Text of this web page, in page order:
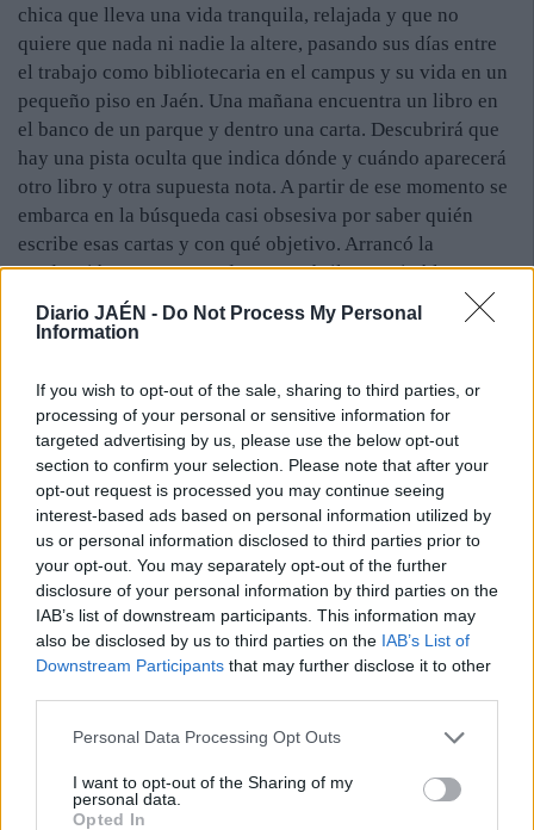
Diario JAÉN - Do Not Process My Personal
Information
If you wish to opt-out of the sale, sharing to third parties, or
processing of your personal or sensitive information for
targeted advertising by us, please use the below opt-out
section to confirm your selection. Please note that after your
opt-out request is processed you may continue seeing
interest-based ads based on personal information utilized by
us or personal information disclosed to third parties prior to
your opt-out. You may separately opt-out of the further
disclosure of your personal information by third parties on the
IAB’s list of downstream participants. This information may
also be disclosed by us to third parties on the IAB’s List of
Downstream Participants that may further disclose it to other
Personal Data Processing Opt Outs
I want to opt-out of the Sharing of my
personal data.
Opted In
chica que lleva una vida tranquila, relajada y que no
quiere que nada ni nadie la altere, pasando sus días entre
el trabajo como bibliotecaria en el campus y su vida en un
pequeño piso en Jaén. Una mañana encuentra un libro en
el banco de un parque y dentro una carta. Descubrirá que
hay una pista oculta que indica dónde y cuándo aparecerá
otro libro y otra supuesta nota. A partir de ese momento se
embarca en la búsqueda casi obsesiva por saber quién
escribe esas cartas y con qué objetivo. Arrancó la
producción en marzo, rodaron en abril y terminó la
postproducción apenas hace unas semanas. Un trabajo
titánico —45 minutos de película— para estos tres
equipo artístico. Tras la “premier” del jueves, continuarán
las presentaciones en otros municipios, como Martos, de
donde es natural la protagonista.